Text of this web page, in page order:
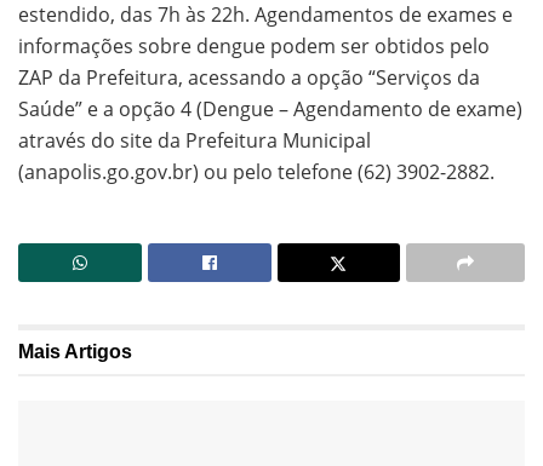
estendido, das 7h às 22h. Agendamentos de exames e
informações sobre dengue podem ser obtidos pelo
ZAP da Prefeitura, acessando a opção “Serviços da
Saúde” e a opção 4 (Dengue – Agendamento de exame)
através do site da Prefeitura Municipal
(anapolis.go.gov.br) ou pelo telefone (62) 3902-2882.
MaisArtigos